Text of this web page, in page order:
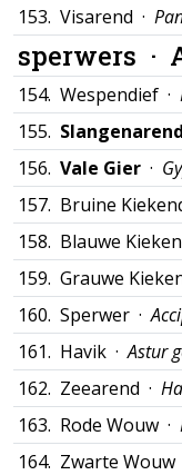
153. Visarend ·
sperwers ·
154. Wespendief ·
155. Slangenarend
156. Vale Gier ·
157. Bruine
158. Blauwe
159. Grauwe
160. Sperwer ·
161. Havik ·Astur
162. Zeearend ·
163. Rode Wouw ·
164. Zwarte Wouw